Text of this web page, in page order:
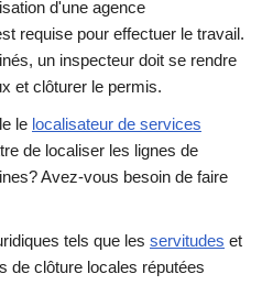
d'une agence
requise pour effectuer le travail.
un inspecteur doit se rendre
et clôturer le permis.
le localisateur de services
de localiser les lignes de
Avez-vous besoin de faire
tels que les servitudes et
de clôture locales réputées